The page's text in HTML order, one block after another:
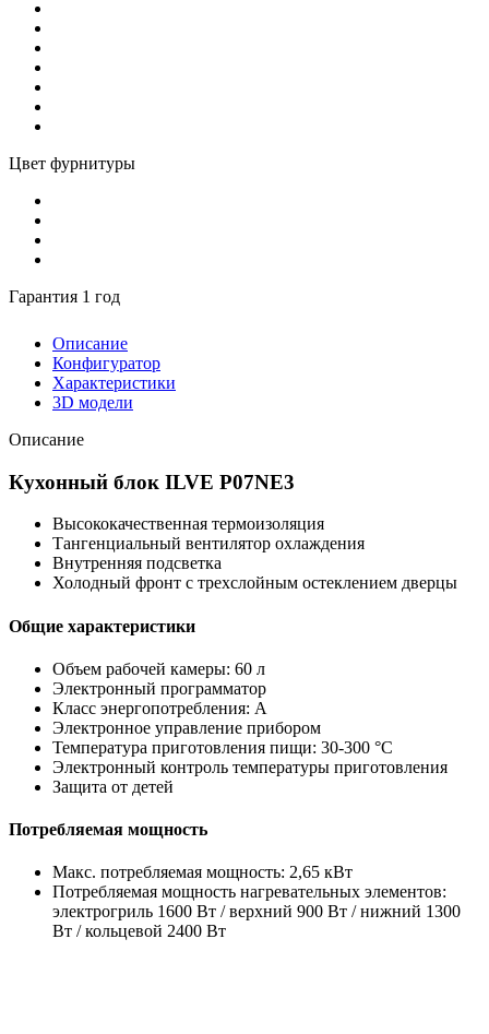
Цвет фурнитуры
Гарантия 1 год
Описание
Конфигуратор
Характеристики
3D модели
Описание
Кухонный блок ILVE P07NE3
Высококачественная термоизоляция
Тангенциальный вентилятор охлаждения
Внутренняя подсветка
Холодный фронт с трехслойным остеклением дверцы
Общие характеристики
Объем рабочей камеры: 60 л
Электронный программатор
Класс энергопотребления: A
Электронное управление прибором
Температура приготовления пищи: 30-300 °C
Электронный контроль температуры приготовления
Защита от детей
Потребляемая мощность
Макс. потребляемая мощность: 2,65 кВт
Потребляемая мощность нагревательных элементов:
электрогриль 1600 Вт / верхний 900 Вт / нижний 1300
Вт / кольцевой 2400 Вт